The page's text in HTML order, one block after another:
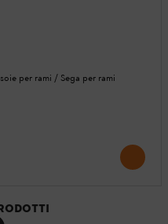
per rami / Sega per rami